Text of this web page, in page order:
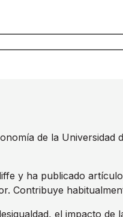
de la
y ha publicado
Contribuye
el impacto